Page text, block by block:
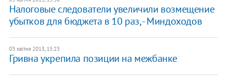
Налоговые следователи увеличили возмещение
убытков для бюджета в 10 раз, - Миндоходов
03 квітня 2013, 15:23
Гривна укрепила позиции на межбанке